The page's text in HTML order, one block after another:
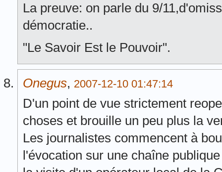
La preuve: on parle du 9/
démocratie..
"Le Savoir Est le Pouvoir".
Onegus, 2007-12-10 01:47:14
D'un point de vue strictement
choses et brouille un peu plus la
Les journalistes commencent à
l'évocation sur une chaîne